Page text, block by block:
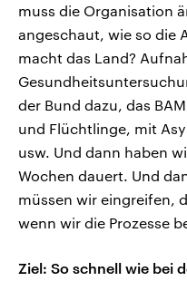
muss die Organisation
angeschaut, wie so die
macht das Land?
der Bund dazu, das
und Flüchtlinge, mit
usw. Und dann haben
Wochen dauert. Und
müssen wir eingreifen,
wenn wir die Prozesse
Ziel: So schnell wie bei